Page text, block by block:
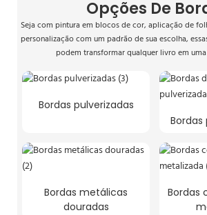
Opções De
Seja com pintura em blocos de cor, aplicação de
personalização com um padrão de sua escolha,
podem transformar qualquer livro em
Bordas pulverizadas
Bordas metálicas
douradas
Bordas